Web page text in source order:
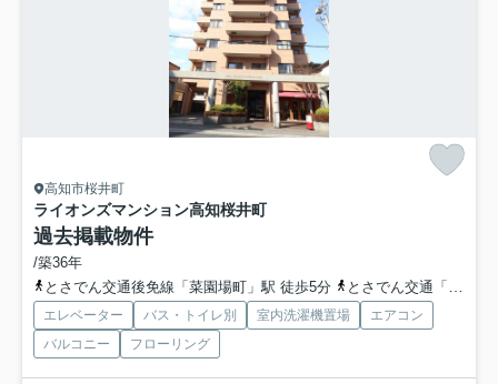
高知市桜井町
ライオンズマンション高知桜井町
過去掲載物件
/築36年
とさでん交通後免線「菜園場町」駅 徒歩5分
とさでん交通「菜園場町（バス）」バス停下車 徒歩5分
エレベーター バス・トイレ別 室内洗濯機置場
エアコン
バルコニー
フローリング